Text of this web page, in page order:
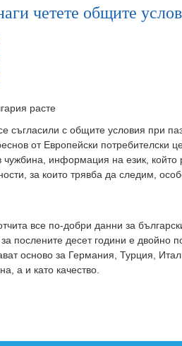
четете общите
расте
съгласили с общите условия при
от Европейски потребителски
чужбина, информация на език,
за които трявба да следим,
все по-добри данни за
за послените десет години е
осново за Германия, Турция,
а и като качество.